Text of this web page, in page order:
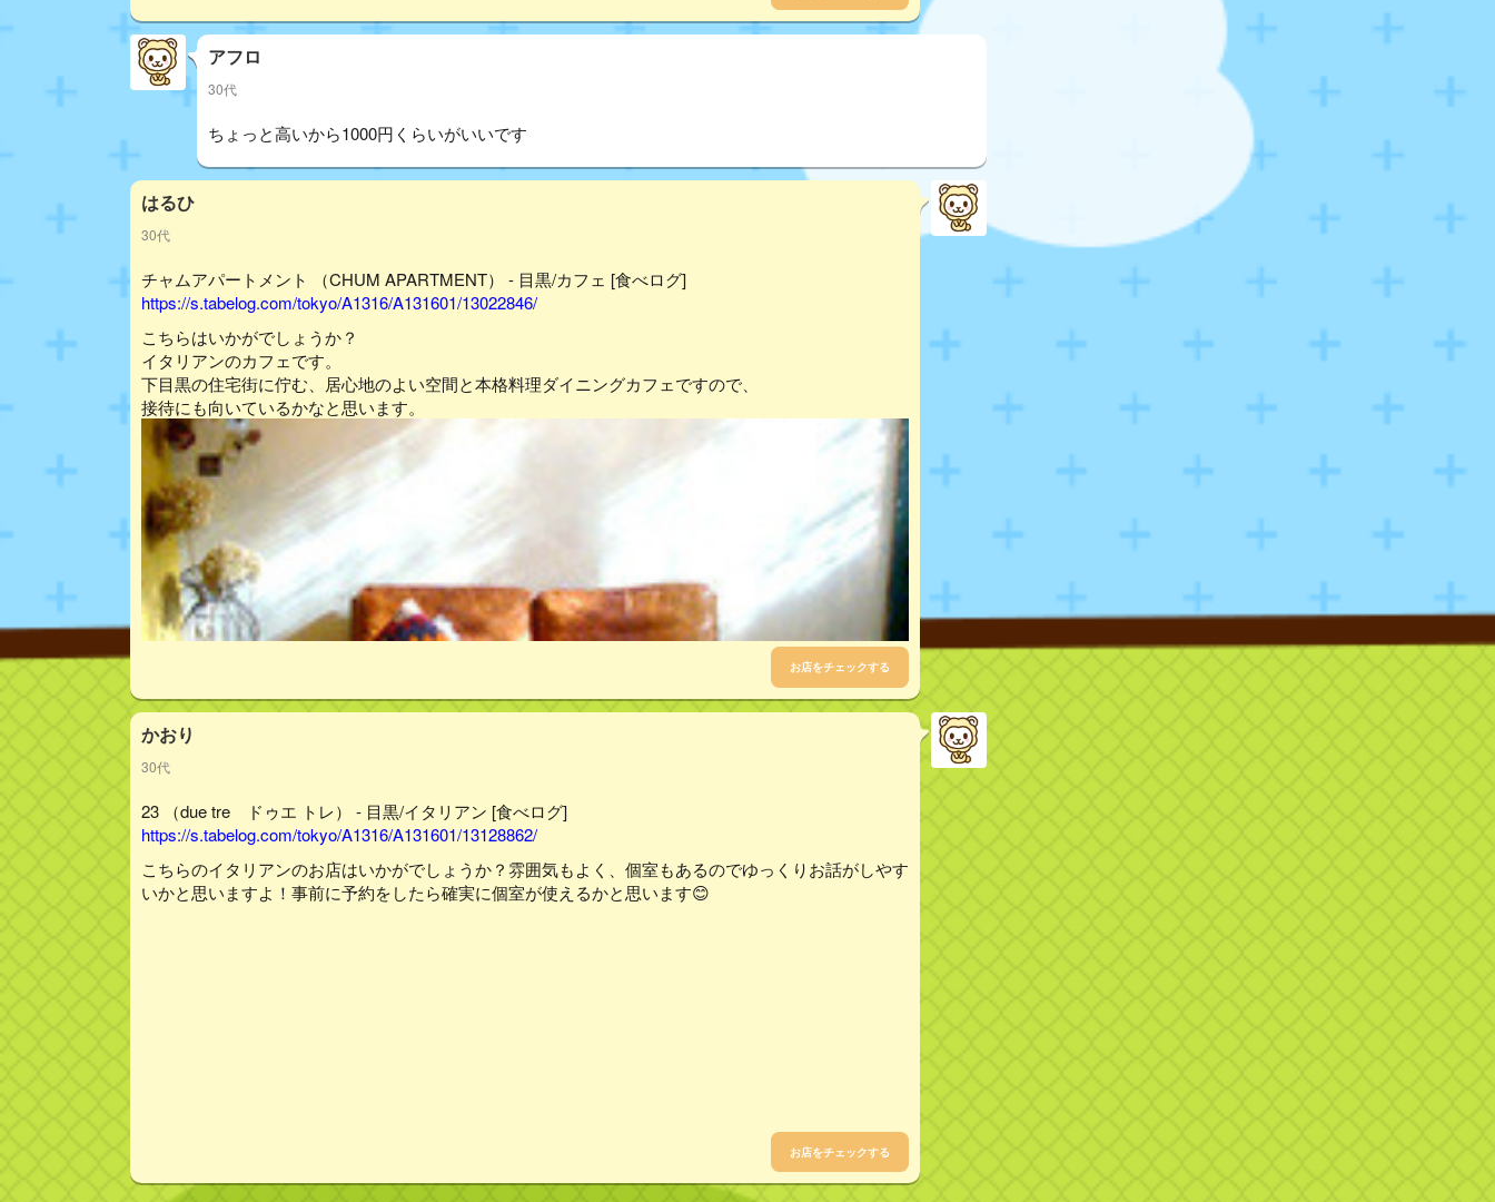
アフロ
30代
ちょっと高いから1000円くらいがいいです
はるひ
30代
チャムアパートメント （CHUM APARTMENT） - 目黒/カフェ [食べログ]
https://s.tabelog.com/tokyo/A1316/A131601/13022846/
こちらはいかがでしょうか？
イタリアンのカフェです。
下目黒の住宅街に佇む、居心地のよい空間と本格料理ダイニングカフェですので、
接待にも向いているかなと思います。
お店をチェックする
かおり
30代
23 （due tre ドゥエ トレ） - 目黒/イタリアン [食べログ]
https://s.tabelog.com/tokyo/A1316/A131601/13128862/
こちらのイタリアンのお店はいかがでしょうか？雰囲気もよく、個室もあるのでゆっくりお話がしやす
いかと思いますよ！事前に予約をしたら確実に個室が使えるかと思います😊
お店をチェックする